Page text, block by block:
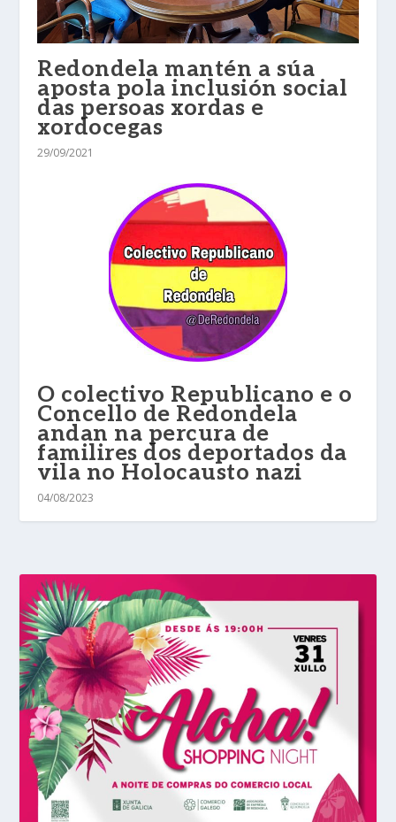
Redondela mantén a súa
aposta pola inclusión social
das persoas xordas e
xordocegas
29/09/2021
O colectivo Republicano e o
Concello de Redondela
andan na percura de
familires dos deportados da
vila no Holocausto nazi
04/08/2023